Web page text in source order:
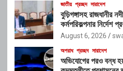
জাতীয় প্রচ্ছদ সারাদেশ
বুড়িগঙ্গাসহ রাজধানীর
কর্মপরিকল্পনার নির্দেশ
আন্তঃসংস্থা সমন্বয়
August 6, 2026
অপরাধ প্রচ্ছদ সারাদেশ
অভিযোগের পরও বন্ধ